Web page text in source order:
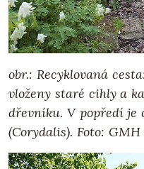
obr.: Recyklovaná
vloženy staré cihly a
dřevníku. V popředí je
(Corydalis). Foto: GMH